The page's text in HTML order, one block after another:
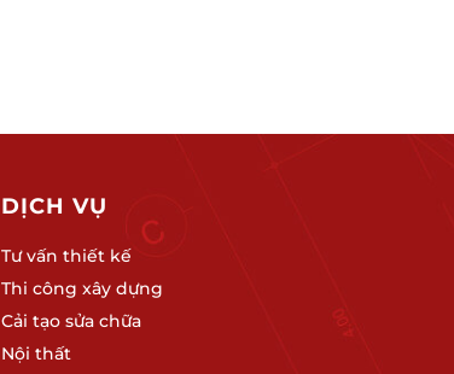
DỊCH VỤ
Tư vấn thiết kế
Thi công xây dựng
Cải tạo sửa chữa
Nội thất